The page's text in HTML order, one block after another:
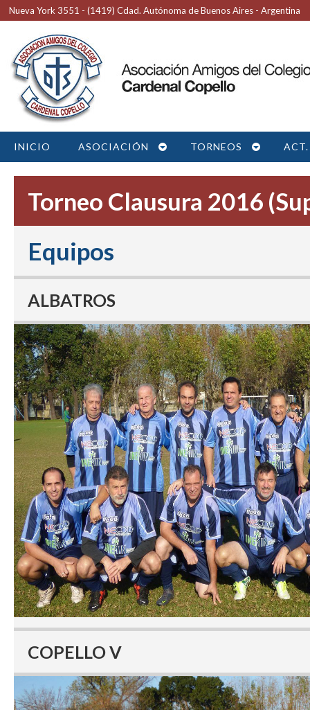
Nueva York 3551 - (1419) Cdad. Autónoma de Buenos Aires - Argentina
INICIO ASOCIACIÓN TORNEOS
Torneo Clausura 2016
Equipos
ALBATROS
COPELLO V